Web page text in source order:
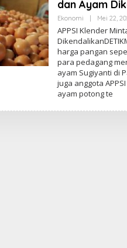
dan Ayam
Ekonomi Mei 22,
APPSI Klender
harga pangan
para pedagang
ayam Sugiyanti di
juga anggota
ayam potong te